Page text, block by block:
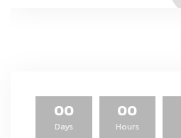
00
Days
00
Hours